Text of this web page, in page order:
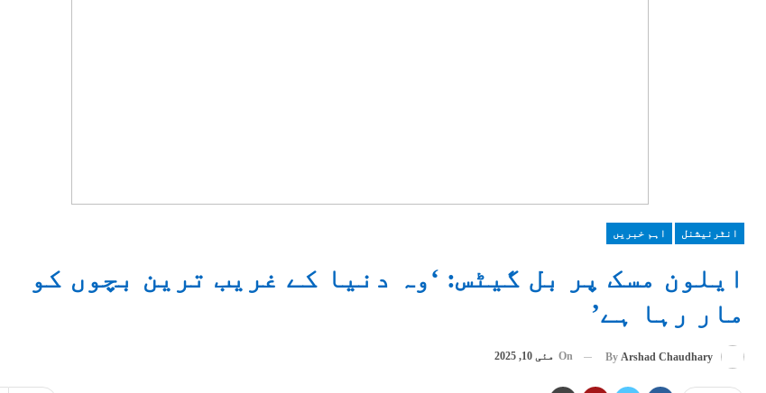
انٹرنیشنل اہم خبریں
ایلون مسک پر بل گیٹس: ‘وہ دنیا کے غریب ترین بچوں کو
مار رہا ہے’
By Arshad Chaudhary
On مئی 10, 2025